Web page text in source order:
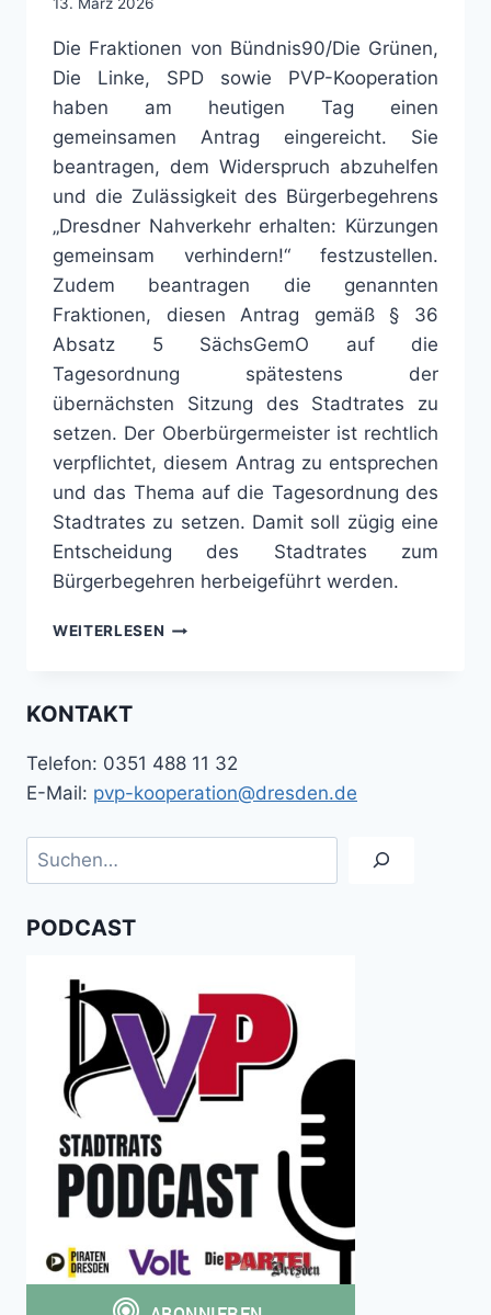
13. März 2026
Die Fraktionen von Bündnis90/Die Grünen,
Die Linke, SPD sowie PVP-Kooperation
haben am heutigen Tag einen
gemeinsamen Antrag eingereicht. Sie
beantragen, dem Widerspruch abzuhelfen
und die Zulässigkeit des Bürgerbegehrens
„Dresdner Nahverkehr erhalten: Kürzungen
gemeinsam verhindern!“ festzustellen.
Zudem beantragen die genannten
Fraktionen, diesen Antrag gemäß § 36
Absatz 5 SächsGemO auf die
Tagesordnung spätestens der
übernächsten Sitzung des Stadtrates zu
setzen. Der Oberbürgermeister ist rechtlich
verpflichtet, diesem Antrag zu entsprechen
und das Thema auf die Tagesordnung des
Stadtrates zu setzen. Damit soll zügig eine
Entscheidung des Stadtrates zum
Bürgerbegehren herbeigeführt werden.
WEITERLESEN DRESDNER
OB
HILBERT
BRINGEN
MEHRERE
ANTRAG
KONTAKT
Telefon: 0351 488 11 32
E-Mail: pvp-kooperation@dresden.de
Suchen
PODCAST